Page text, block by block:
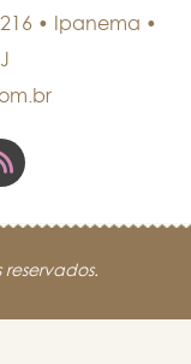
• Ipanema •
reservados.